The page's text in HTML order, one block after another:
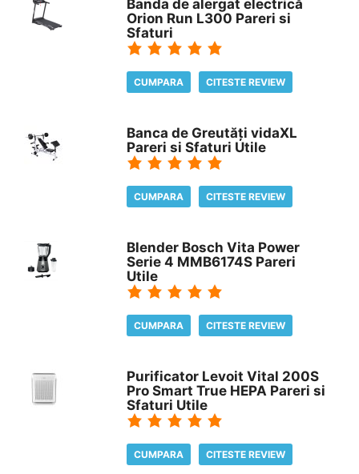
Banda de alergat electrică
Orion Run L300 Pareri si
Sfaturi
CUMPARA CITESTE REVIEW
Banca de Greutăți vidaXL
Pareri si Sfaturi Utile
CUMPARA CITESTE REVIEW
Blender Bosch Vita Power
Serie 4 MMB6174S Pareri
Utile
CUMPARA CITESTE REVIEW
Purificator Levoit Vital 200S
Pro Smart True HEPA Pareri si
Sfaturi Utile
CUMPARA CITESTE REVIEW